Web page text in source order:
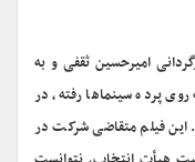
امیرحسین ثقفی و به
پرده سینماها رفته، در
فیلم متقاضی شرکت در